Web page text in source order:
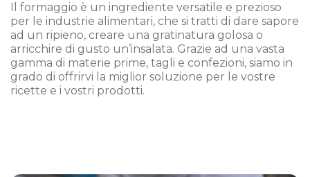
Il formaggio è un ingrediente versatile e prezioso
per le industrie alimentari, che si tratti di dare sapore
ad un ripieno, creare una gratinatura golosa o
arricchire di gusto un’insalata. Grazie ad una vasta
gamma di materie prime, tagli e confezioni, siamo in
grado di offrirvi la miglior soluzione per le vostre
ricette e i vostri prodotti.